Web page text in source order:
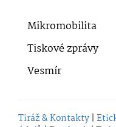
Mikromobilita
Tiskové zprávy
Vesmír
Tiráž & Kontakty |